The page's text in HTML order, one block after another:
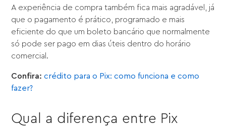
A experiência de compra também fica mais agradável, já
que o pagamento é prático, programado e mais
eficiente do que um boleto bancário que normalmente
só pode ser pago em dias úteis dentro do horário
comercial.
Confira:crédito para o Pix: como funciona e como
fazer?
Qual a diferença entre Pix